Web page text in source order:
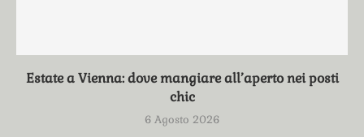
Estate a Vienna: dove mangiare all’aperto nei posti
chic
6 Agosto 2026